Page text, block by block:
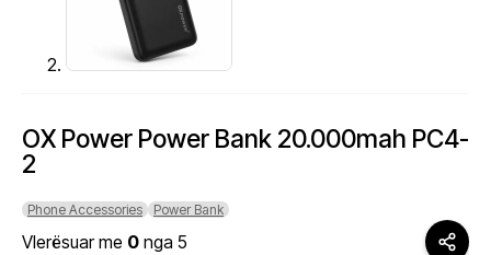
OX Power Power Bank 20.000mah PC4-
2
Phone Accessories Power Bank
Vlerësuar me 0 nga 5